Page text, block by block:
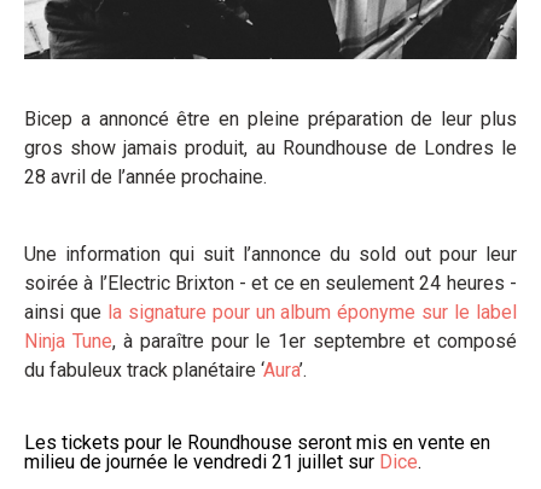
Bicep a annoncé être en pleine préparation de leur plus
gros show jamais produit, au Roundhouse de Londres le
28 avril de l’année prochaine.
Une information qui suit l’annonce du sold out pour leur
soirée à l’Electric Brixton - et ce en seulement 24 heures -
ainsi que la signature pour un album éponyme sur le label
Ninja Tune, à paraître pour le 1er septembre et composé
du fabuleux track planétaire ‘Aura’.
Les tickets pour le Roundhouse seront mis en vente en
milieu de journée le vendredi 21 juillet sur Dice.